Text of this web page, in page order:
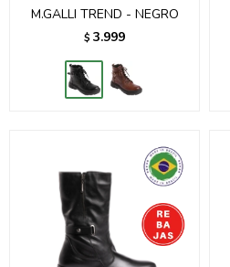
M.GALLI TREND - NEGRO
$ 3.999